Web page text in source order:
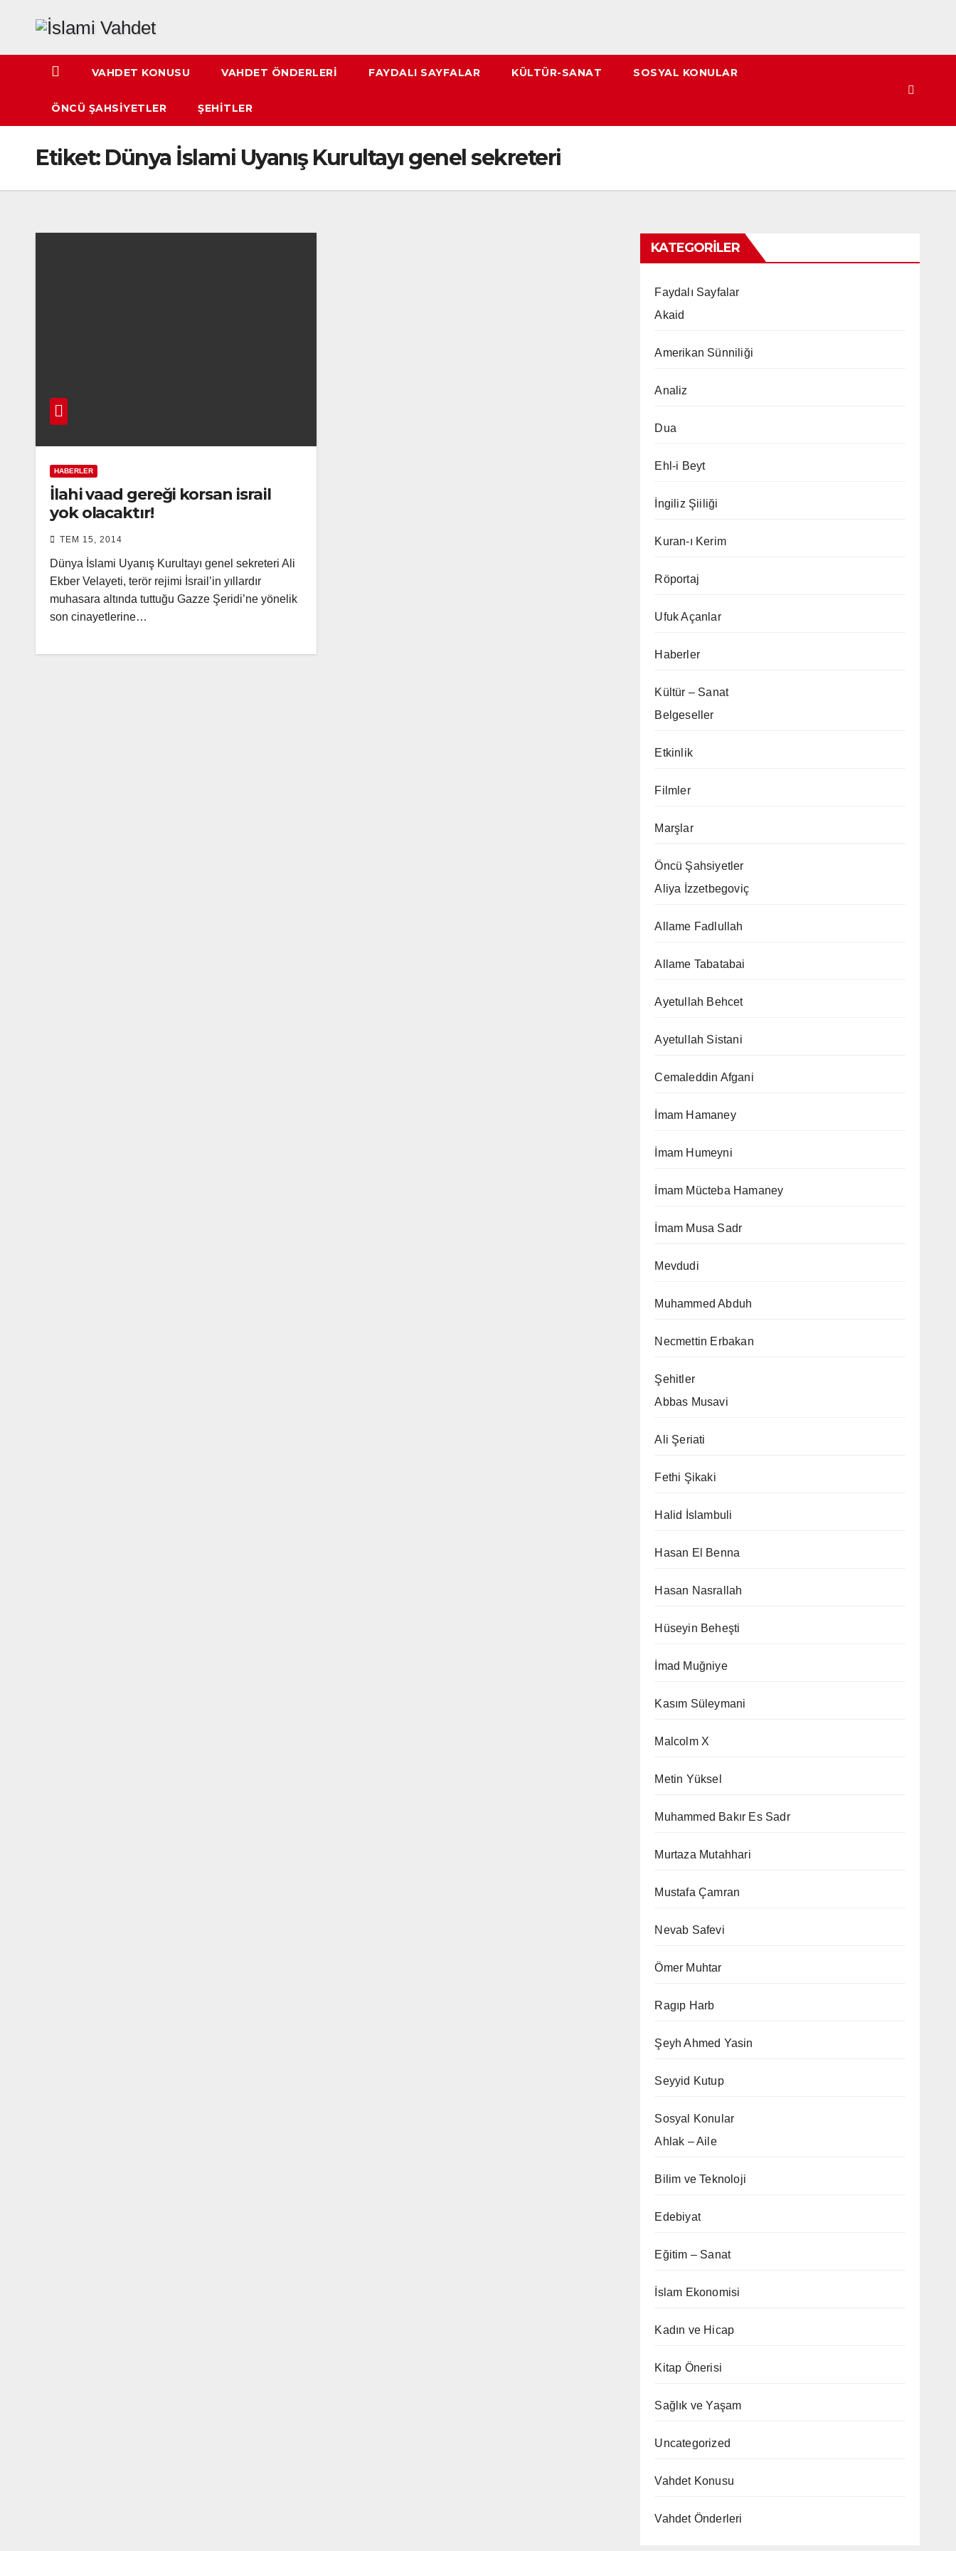
content
VAHDET KONUSU VAHDET ÖNDERLERI FAYDALI SAYFALAR KÜLTÜR-SANAT SOSYAL KONULAR
ÖNCÜ ŞAHSIYETLER ŞEHITLER
Etiket: Dünya İslami Uyanış Kurultayı genel sekreteri
HABERLER
İlahi vaad gereği korsan israil
yok olacaktır!
TEM 15, 2014
Dünya İslami Uyanış Kurultayı genel sekreteri Ali
Ekber Velayeti, terör rejimi İsrail’in yıllardır
muhasara altında tuttuğu Gazze Şeridi’ne yönelik
son cinayetlerine…
KATEGORILER
Faydalı Sayfalar
Akaid
Amerikan Sünniliği
Analiz
Dua
Ehl-i Beyt
İngiliz Şiiliği
Kuran-ı Kerim
Röportaj
Ufuk Açanlar
Haberler
Kültür – Sanat
Belgeseller
Etkinlik
Filmler
Marşlar
Öncü Şahsiyetler
Aliya İzzetbegoviç
Allame Fadlullah
Allame Tabatabai
Ayetullah Behcet
Ayetullah Sistani
Cemaleddin Afgani
İmam Hamaney
İmam Humeyni
İmam Mücteba Hamaney
İmam Musa Sadr
Mevdudi
Muhammed Abduh
Necmettin Erbakan
Şehitler
Abbas Musavi
Ali Şeriati
Fethi Şikaki
Halid İslambuli
Hasan El Benna
Hasan Nasrallah
Hüseyin Beheşti
İmad Muğniye
Kasım Süleymani
Malcolm X
Metin Yüksel
Muhammed Bakır Es Sadr
Murtaza Mutahhari
Mustafa Çamran
Nevab Safevi
Ömer Muhtar
Ragıp Harb
Şeyh Ahmed Yasin
Seyyid Kutup
Sosyal Konular
Ahlak – Aile
Bilim ve Teknoloji
Edebiyat
Eğitim – Sanat
İslam Ekonomisi
Kadın ve Hicap
Kitap Önerisi
Sağlık ve Yaşam
Uncategorized
Vahdet Konusu
Vahdet Önderleri